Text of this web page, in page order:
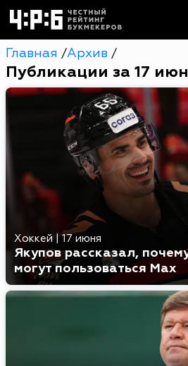
Главная /Архив /
Публикации за 17
Хоккей |17 июня
Якупов рассказал,
могут пользоваться Max